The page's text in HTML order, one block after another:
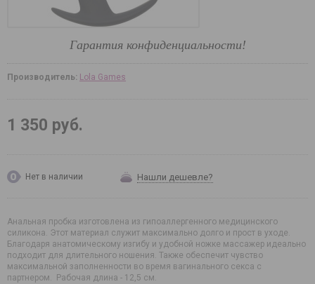
Гарантия конфиденциальности!
Производитель: Lola Games
1 350 руб.
Нет в наличии Нашли дешевле?
Анальная пробка изготовлена из гипоаллергенного медицинского
силикона. Этот материал служит максимально долго и прост в уходе.
Благодаря анатомическому изгибу и удобной ножке массажер идеально
подходит для длительного ношения. Также обеспечит чувство
максимальной заполненности во время вагинального секса с
партнером. Рабочая длина - 12,5 см.